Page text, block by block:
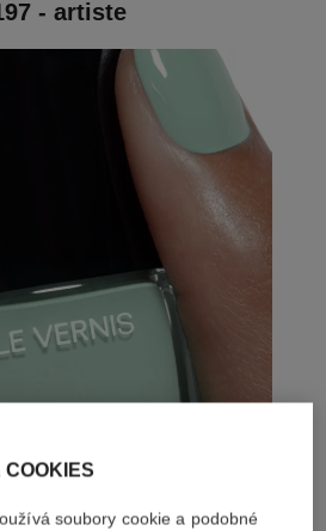
- artiste
soubory cookie a podobné